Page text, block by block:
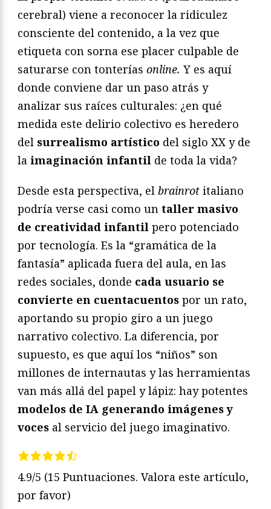
cerebral) viene a reconocer la ridiculez
consciente del contenido, a la vez que
etiqueta con sorna ese placer culpable de
saturarse con tonterías online. Y es aquí
donde conviene dar un paso atrás y
analizar sus raíces culturales: ¿en qué
medida este delirio colectivo es heredero
del surrealismo artístico del siglo XX y de
la imaginación infantil de toda la vida?
Desde esta perspectiva, el brainrot italiano
podría verse casi como un taller masivo
de creatividad infantil pero potenciado
por tecnología. Es la “gramática de la
fantasía” aplicada fuera del aula, en las
redes sociales, donde cada usuario se
convierte en cuentacuentos por un rato,
aportando su propio giro a un juego
narrativo colectivo. La diferencia, por
supuesto, es que aquí los “niños” son
millones de internautas y las herramientas
van más allá del papel y lápiz: hay potentes
modelos de IA generando imágenes y
voces al servicio del juego imaginativo.
4.9/5 (15 Puntuaciones. Valora este artículo,
por favor)